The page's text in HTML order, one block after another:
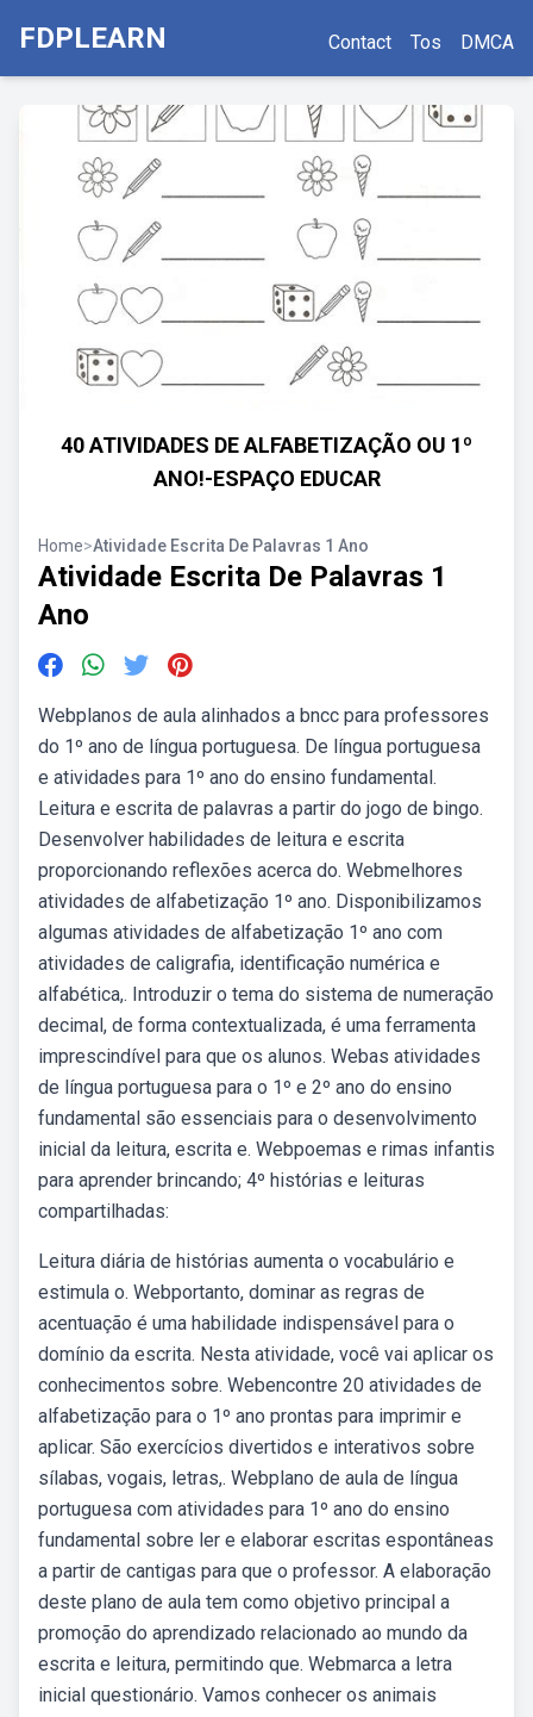
FDPLEARN Contact Tos DMCA
40 ATIVIDADES DE ALFABETIZAÇÃO OU 1º
ANO!-ESPAÇO EDUCAR
Home>Atividade Escrita De Palavras 1 Ano
Atividade Escrita De Palavras 1
Ano
Webplanos de aula alinhados a bncc para professores
do 1º ano de língua portuguesa. De língua portuguesa
e atividades para 1º ano do ensino fundamental.
Leitura e escrita de palavras a partir do jogo de bingo.
Desenvolver habilidades de leitura e escrita
proporcionando reflexões acerca do. Webmelhores
atividades de alfabetização 1º ano. Disponibilizamos
algumas atividades de alfabetização 1º ano com
atividades de caligrafia, identificação numérica e
alfabética,. Introduzir o tema do sistema de numeração
decimal, de forma contextualizada, é uma ferramenta
imprescindível para que os alunos. Webas atividades
de língua portuguesa para o 1º e 2º ano do ensino
fundamental são essenciais para o desenvolvimento
inicial da leitura, escrita e. Webpoemas e rimas infantis
para aprender brincando; 4º histórias e leituras
compartilhadas:
Leitura diária de histórias aumenta o vocabulário e
estimula o. Webportanto, dominar as regras de
acentuação é uma habilidade indispensável para o
domínio da escrita. Nesta atividade, você vai aplicar os
conhecimentos sobre. Webencontre 20 atividades de
alfabetização para o 1º ano prontas para imprimir e
aplicar. São exercícios divertidos e interativos sobre
sílabas, vogais, letras,. Webplano de aula de língua
portuguesa com atividades para 1º ano do ensino
fundamental sobre ler e elaborar escritas espontâneas
a partir de cantigas para que o professor. A elaboração
deste plano de aula tem como objetivo principal a
promoção do aprendizado relacionado ao mundo da
escrita e leitura, permitindo que. Webmarca a letra
inicial questionário. Vamos conhecer os animais